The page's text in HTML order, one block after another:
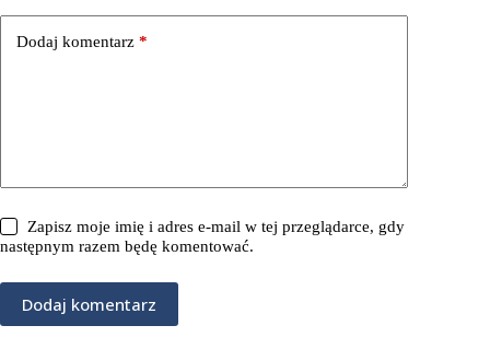
Dodaj komentarz *
Zapisz moje imię i adres e-mail w tej przeglądarce, gdy
następnym razem będę komentować.
Dodaj komentarz